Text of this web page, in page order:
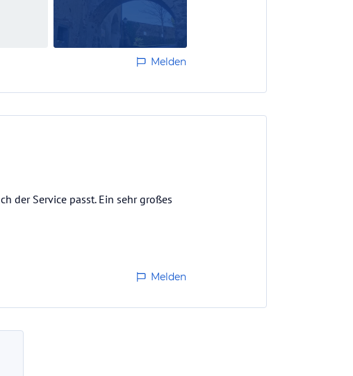
Melden
der Service passt. Ein sehr großes
Melden